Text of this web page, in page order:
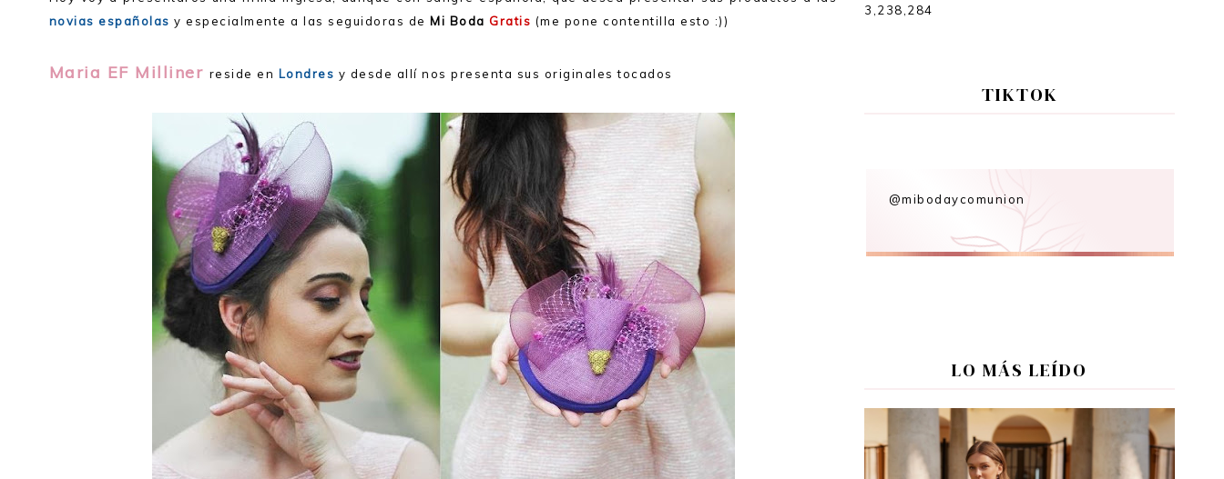
novias españolas y especialmente a las seguidoras de Mi BodaGratis (me pone contentilla esto :))
Maria EF Milliner reside en Londres y desde allí nos presenta sus originales tocados
3,238,284
TIKTOK
@mibodaycomunion
LO MÁS LEÍDO